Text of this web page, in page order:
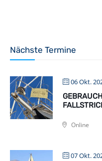
Nächste Termine
06 Okt.
Online
07 Okt.